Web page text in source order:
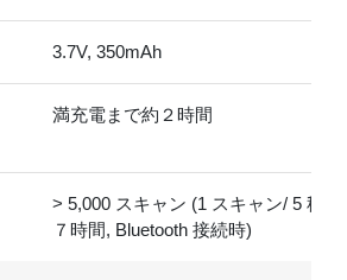
3.7V, 350mAh
満充電まで約２時間
> 5,000 スキャン (1 スキャン/ 5 秒で
７時間, Bluetooth 接続時)